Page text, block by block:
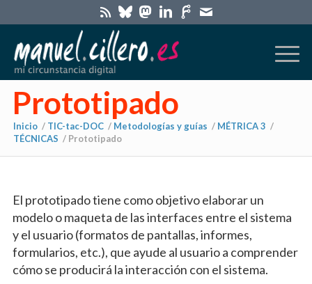
Prototipado
Inicio / TIC-tac-DOC / Metodologías y guías / MÉTRICA 3 /
TÉCNICAS / Prototipado
El prototipado tiene como objetivo elaborar un
modelo o maqueta de las interfaces entre el sistema
y el usuario (formatos de pantallas, informes,
formularios, etc.), que ayude al usuario a comprender
cómo se producirá la interacción con el sistema.